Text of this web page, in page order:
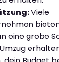
Viele
eine grobe